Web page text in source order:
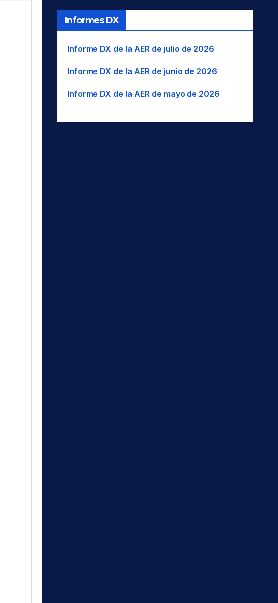
Informes DX
Informe DX de la AER de julio de 2026
Informe DX de la AER de junio de 2026
Informe DX de la AER de mayo de 2026